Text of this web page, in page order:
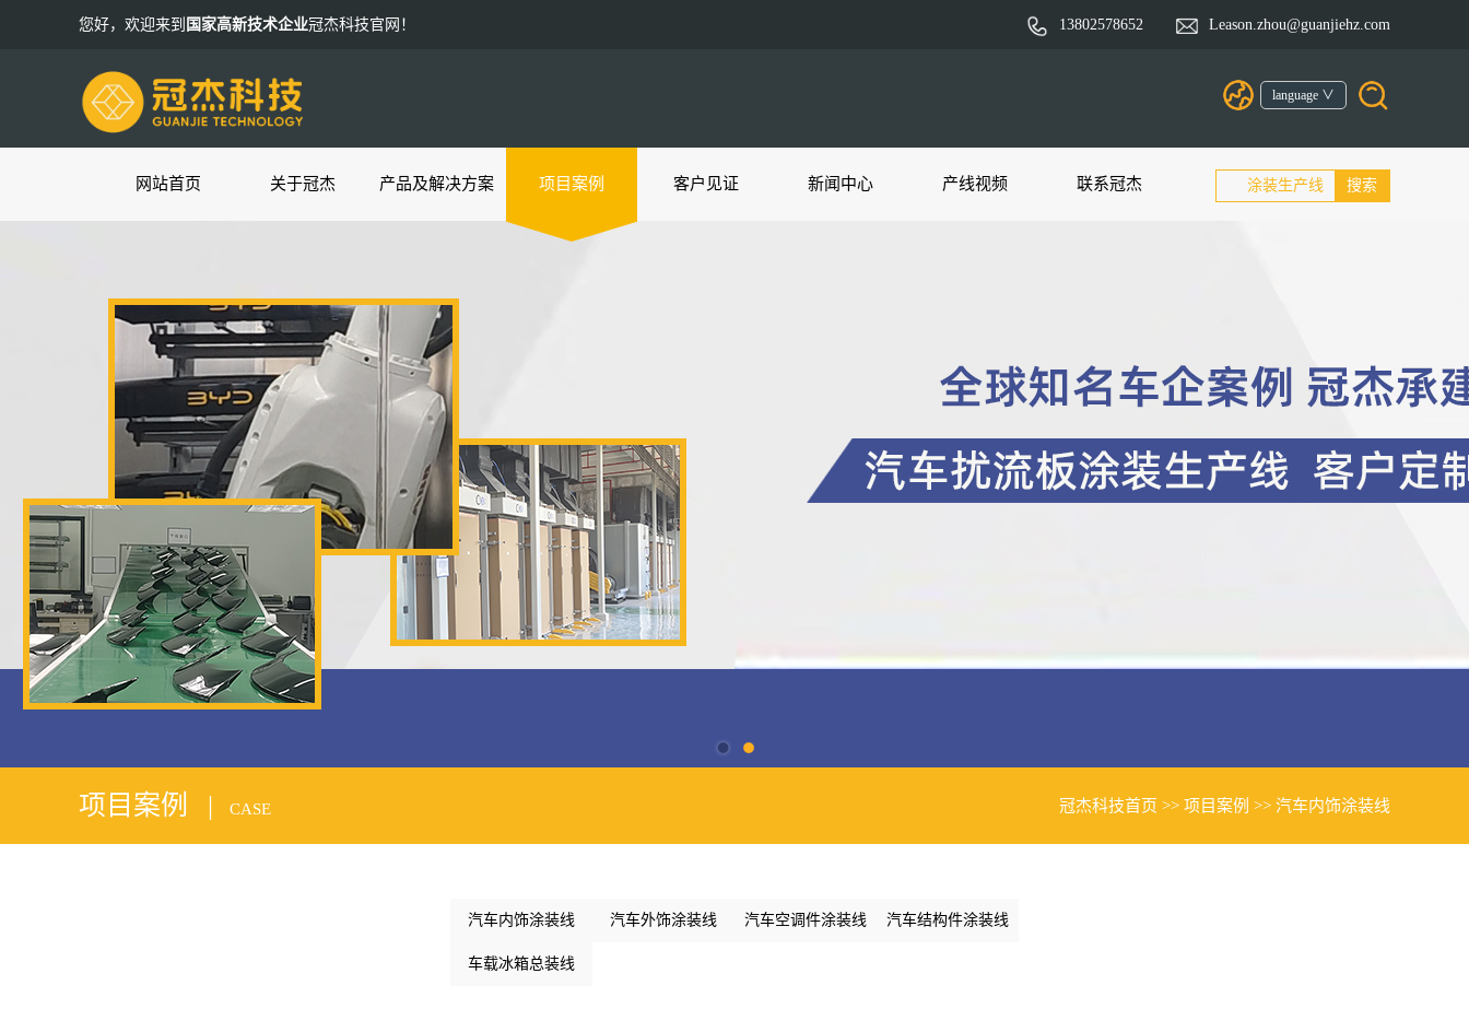
您好，欢迎来到 国家高新技术企业冠杰科技官网！ 13802578652 Leason.zhou@guanjiehz.com
language ∨
网站首页 关于冠杰 产品及解决方案 项目案例 客户见证 新闻中心 产线视频 联系冠杰
项目案例 | CASE 冠杰科技首页 >> 项目案例 >> 汽车内饰涂装线
汽车内饰涂装线 汽车外饰涂装线 汽车空调件涂装线 汽车结构件涂装线
车载冰箱总装线